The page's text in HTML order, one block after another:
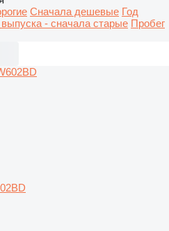
Сначала дешевые Год
выпуска - сначала старые Пробег